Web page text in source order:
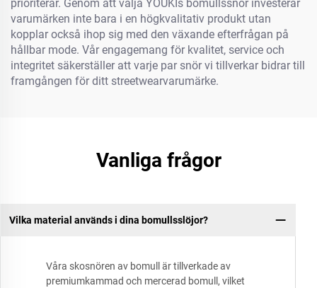
prioriterar. Genom att välja YOUKIs bomullssnör investerar
varumärken inte bara i en högkvalitativ produkt utan
kopplar också ihop sig med den växande efterfrågan på
hållbar mode. Vår engagemang för kvalitet, service och
integritet säkerställer att varje par snör vi tillverkar bidrar till
framgången för ditt streetwearvarumärke.
Vanliga frågor
Vilka material används i dina bomullsslöjor?
Våra skosnören av bomull är tillverkade av
premiumkammad och mercerad bomull, vilket